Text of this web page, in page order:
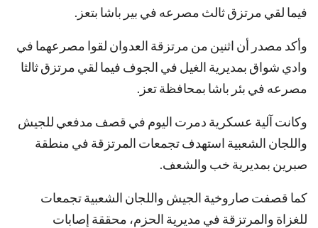
فيما لقي مرتزق ثالث مصرعه في بير باشا بتعز.
وأكد مصدر أن اثنين من مرتزقة العدوان لقوا مصرعهما في
وادي شواق بمديرية الغيل في الجوف فيما لقي مرتزق ثالثا
مصرعه في بئر باشا بمحافظة تعز.
وكانت آلية عسكرية دمرت اليوم في قصف مدفعي للجيش
واللجان الشعبية استهدف تجمعات المرتزقة في منطقة
صبرين بمديرية خب والشعف.
كما قصفت صاروخية الجيش واللجان الشعبية تجمعات
للغزاة والمرتزقة في مديرية الحزم، محققة إصابات